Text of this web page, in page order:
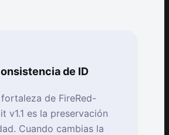
de ID
de FireRed-
v1.1 es la preservación
Cuando cambias la